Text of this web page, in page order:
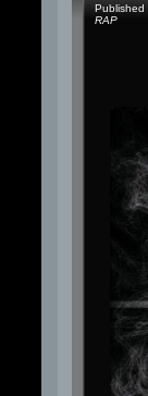
Published
RAP